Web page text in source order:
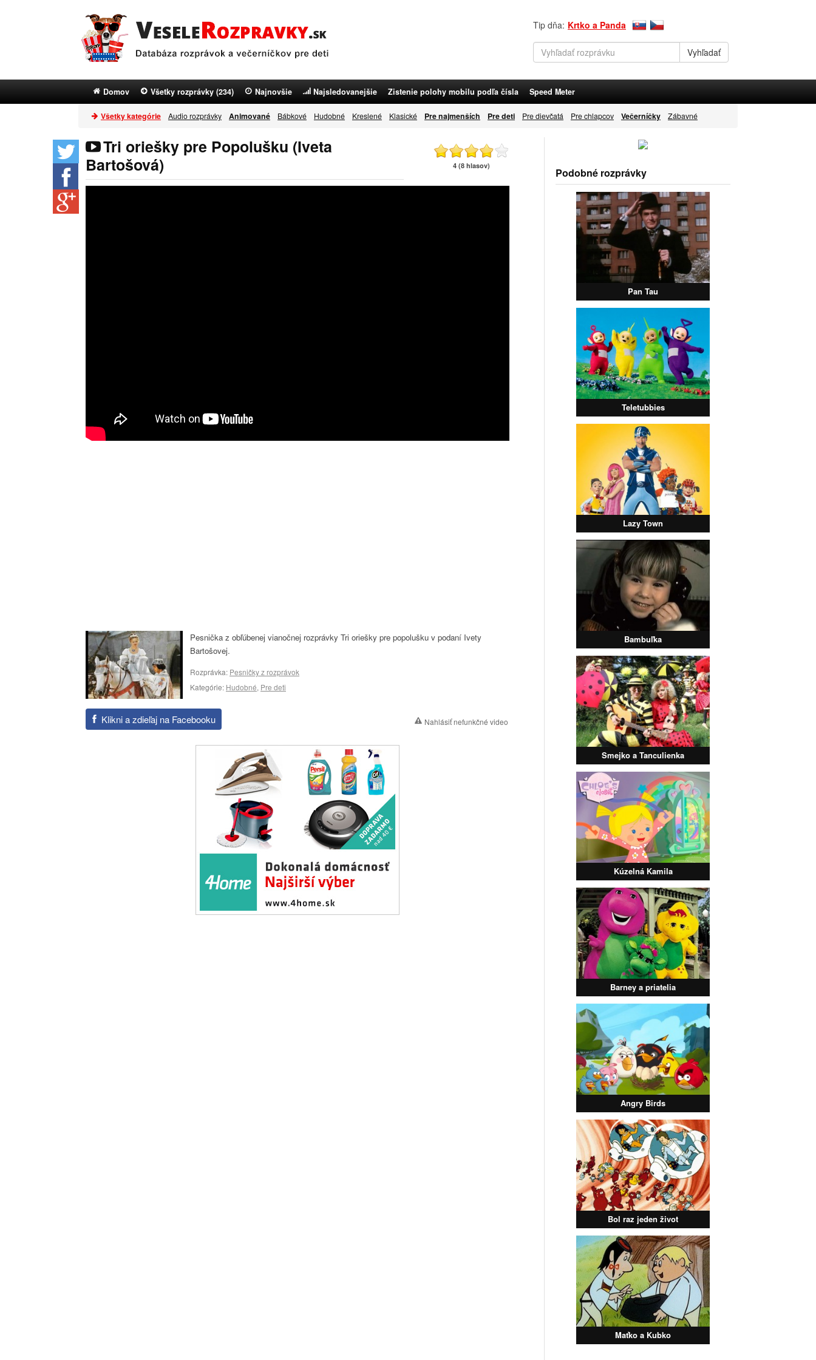
Tip dňa: Krtko a Panda
Domov Všetky rozprávky (234) Najnovšie Najsledovanejšie Zistenie polohy mobilu podľa čísla Speed Meter
Všetky kategórie Audio rozprávky Animované Bábkové Hudobné Kreslené Klasické Pre najmenších Pre deti Pre dievčatá Pre chlapcov Večerníčky Zábavné
Tri oriešky pre Popolušku (Iveta
Bartošová)
4 (8 hlasov)
Pesnička z obľúbenej vianočnej rozprávky Tri oriešky pre popolušku v podaní Ivety
Bartošovej.
Rozprávka: Pesničky z rozprávok
Kategórie: Hudobné, Pre deti
Klikni a zdieľaj na Facebooku Nahlásiť nefunkčné video
Podobné rozprávky
Pan Tau
Teletubbies
Lazy Town
Bambuľka
Smejko a Tanculienka
Kúzelná Kamila
Barney a priatelia
Angry Birds
Bol raz jeden život
Maťko a Kubko